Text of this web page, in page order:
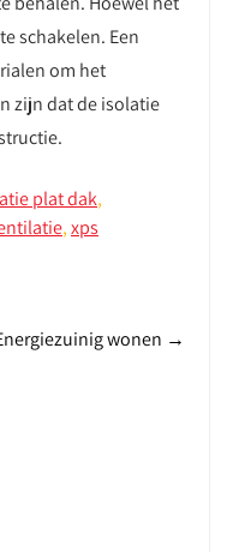
schakelen. Een
om het
zijn dat de isolatie
plat dak,
,xps
wonen →